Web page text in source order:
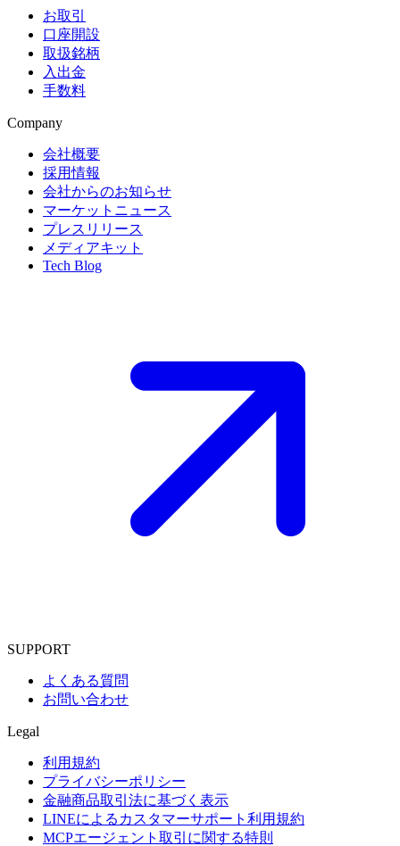
お取引
口座開設
取扱銘柄
入出金
手数料
Company
会社概要
採用情報
会社からのお知らせ
マーケットニュース
プレスリリース
メディアキット
Tech Blog
SUPPORT
よくある質問
お問い合わせ
Legal
利用規約
プライバシーポリシー
金融商品取引法に基づく表示
LINEによるカスタマーサポート利用規約
MCPエージェント取引に関する特則